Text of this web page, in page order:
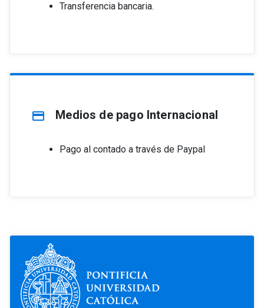
Transferencia bancaria.
credit_card Medios de pago Internacional
Pago al contado a través de Paypal